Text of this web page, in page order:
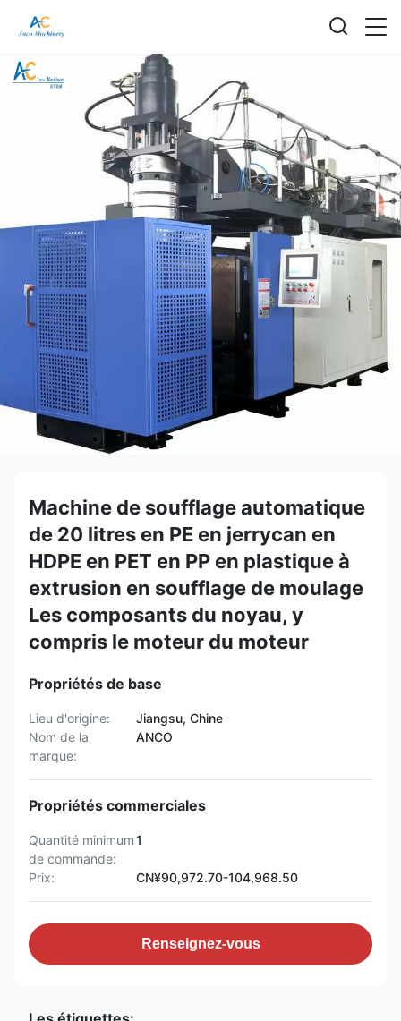
Machine de soufflage automatique
de 20 litres en PE en jerrycan en
HDPE en PET en PP en plastique à
extrusion en soufflage de moulage
Les composants du noyau, y
compris le moteur du moteur
Propriétés de base
Lieu d'origine:
Jiangsu, Chine
Nom de la
marque:
ANCO
Propriétés commerciales
Quantité minimum
de commande:
1
Prix: CN¥90,972.70-104,968.50
Renseignez-vous